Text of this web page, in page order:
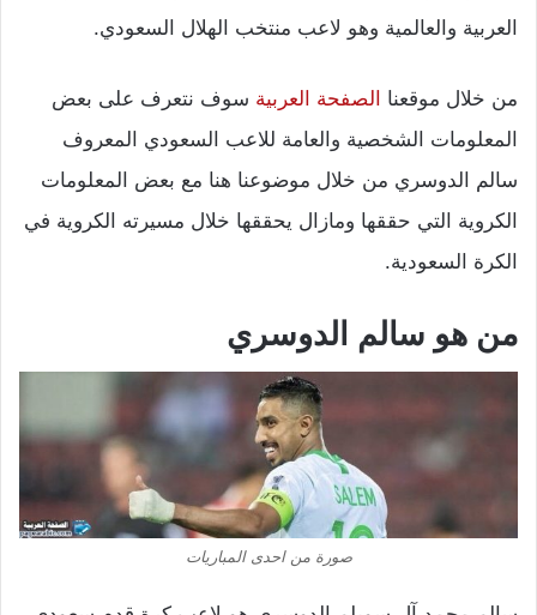
العربية والعالمية وهو لاعب منتخب الهلال السعودي.
من خلال موقعنا الصفحة العربية سوف نتعرف على بعض
المعلومات الشخصية والعامة للاعب السعودي المعروف
سالم الدوسري من خلال موضوعنا هنا مع بعض المعلومات
الكروية التي حققها ومازال يحققها خلال مسيرته الكروية في
الكرة السعودية.
من هو سالم الدوسري
صورة من احدى المباريات